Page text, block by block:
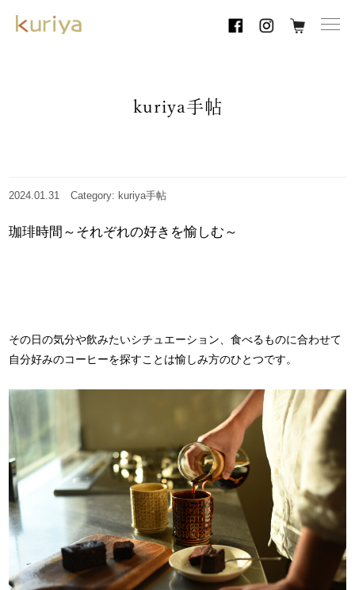
kuriya手帖
2024.01.31 Category: kuriya手帖
珈琲時間～それぞれの好きを愉しむ～
その日の気分や飲みたいシチュエーション、食べるものに合わせて
自分好みのコーヒーを探すことは愉しみ方のひとつです。